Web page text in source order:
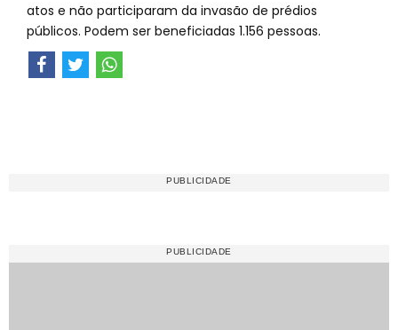
atos e não participaram da invasão de prédios
públicos. Podem ser beneficiadas 1.156 pessoas.